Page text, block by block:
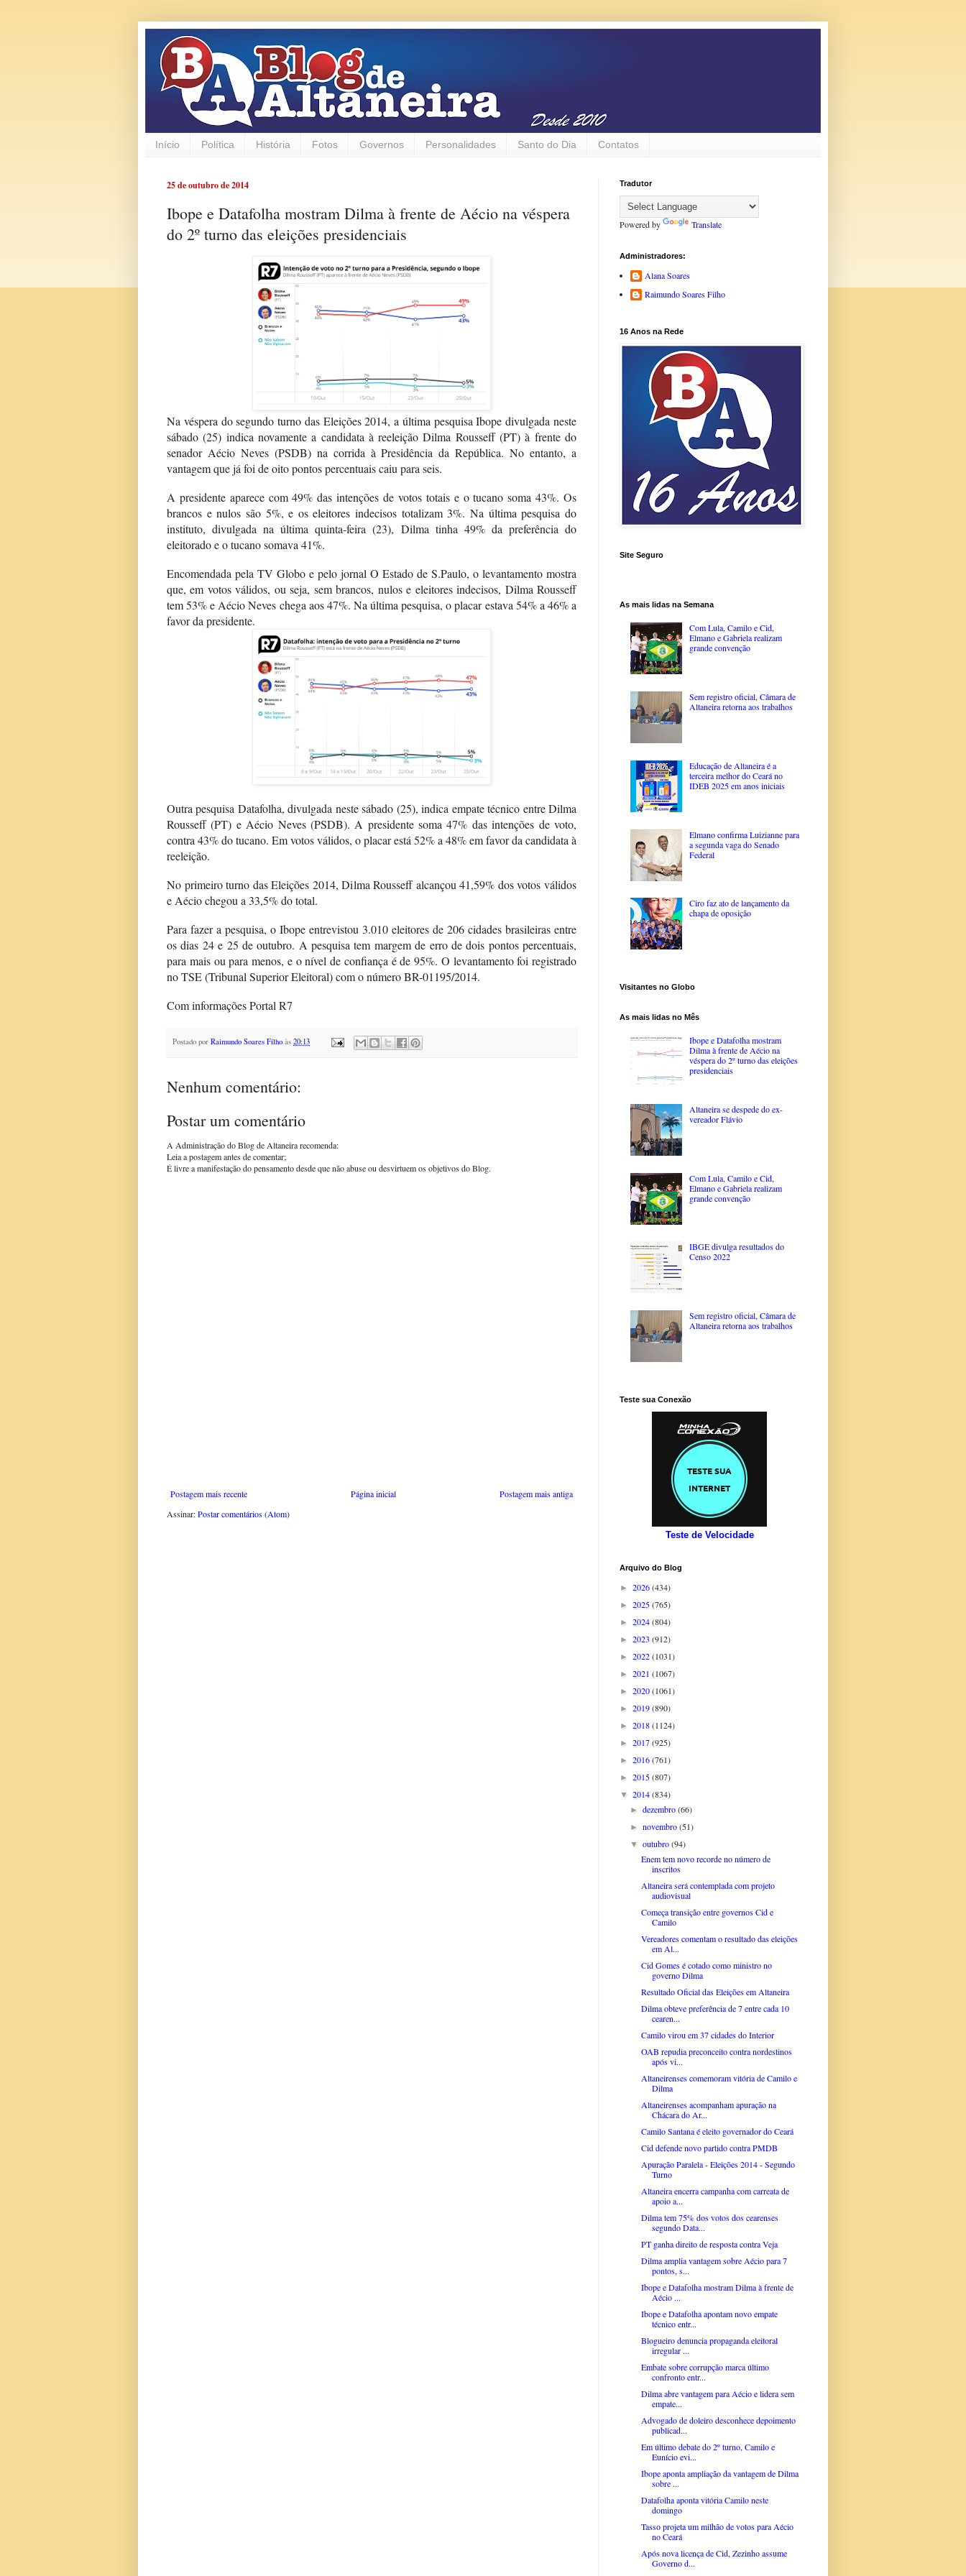
Início Política História Fotos Governos Personalidades Santo do Dia Contatos
25 de outubro de 2014
Ibope e Datafolha mostram Dilma à frente de Aécio na véspera
do 2º turno das eleições presidenciais
Na véspera do segundo turno das Eleições 2014, a última pesquisa Ibope divulgada neste
sábado (25) indica novamente a candidata à reeleição Dilma Rousseff (PT) à frente do
senador Aécio Neves (PSDB) na corrida à Presidência da República. No entanto, a
vantagem que já foi de oito pontos percentuais caiu para seis.
A presidente aparece com 49% das intenções de votos totais e o tucano soma 43%. Os
brancos e nulos são 5%, e os eleitores indecisos totalizam 3%. Na última pesquisa do
instituto, divulgada na última quinta-feira (23), Dilma tinha 49% da preferência do
eleitorado e o tucano somava 41%.
Encomendada pela TV Globo e pelo jornal O Estado de S.Paulo, o levantamento mostra
que, em votos válidos, ou seja, sem brancos, nulos e eleitores indecisos, Dilma Rousseff
tem 53% e Aécio Neves chega aos 47%. Na última pesquisa, o placar estava 54% a 46% a
favor da presidente.
Outra pesquisa Datafolha, divulgada neste sábado (25), indica empate técnico entre Dilma
Rousseff (PT) e Aécio Neves (PSDB). A presidente soma 47% das intenções de voto,
contra 43% do tucano. Em votos válidos, o placar está 52% a 48% em favor da candidata à
reeleição.
No primeiro turno das Eleições 2014, Dilma Rousseff alcançou 41,59% dos votos válidos
e Aécio chegou a 33,5% do total.
Para fazer a pesquisa, o Ibope entrevistou 3.010 eleitores de 206 cidades brasileiras entre
os dias 24 e 25 de outubro. A pesquisa tem margem de erro de dois pontos percentuais,
para mais ou para menos, e o nível de confiança é de 95%. O levantamento foi registrado
no TSE (Tribunal Superior Eleitoral) com o número BR-01195/2014.
Com informações Portal R7
Postado por Raimundo Soares Filho às 20:13
Nenhum comentário:
Postar um comentário
A Administração do Blog de Altaneira recomenda:
Leia a postagem antes de comentar;
É livre a manifestação do pensamento desde que não abuse ou desvirtuem os objetivos do Blog.
Postagem mais recente Postagem mais antiga
Página inicial
Assinar:Postar comentários (Atom)
Tradutor
Powered by Translate
Administradores:
Alana Soares
Raimundo Soares Filho
16 Anos na Rede
Site Seguro
As mais lidas na Semana
Com Lula, Camilo e Cid,
Elmano e Gabriela realizam
grande convenção
Sem registro oficial, Câmara de
Altaneira retorna aos trabalhos
Educação de Altaneira é a
terceira melhor do Ceará no
IDEB 2025 em anos iniciais
Elmano confirma Luizianne para
a segunda vaga do Senado
Federal
Ciro faz ato de lançamento da
chapa de oposição
Visitantes no Globo
As mais lidas no Mês
Ibope e Datafolha mostram
Dilma à frente de Aécio na
véspera do 2º turno das eleições
presidenciais
Altaneira se despede do ex-
vereador Flávio
Com Lula, Camilo e Cid,
Elmano e Gabriela realizam
grande convenção
IBGE divulga resultados do
Censo 2022
Sem registro oficial, Câmara de
Altaneira retorna aos trabalhos
Teste sua Conexão
Teste de Velocidade
Arquivo do Blog
► 2026(434)
► 2025(765)
► 2024(804)
► 2023 (912)
► 2022(1031)
► 2021 (1067)
► 2020(1061)
► 2019(890)
► 2018(1124)
► 2017(925)
► 2016(761)
► 2015(807)
▼ 2014(834)
►dezembro(66)
►novembro(51)
▼outubro(94)
Enem tem novo recorde no número de
inscritos
Altaneira será contemplada com projeto
audiovisual
Começa transição entre governos Cid e
Camilo
Vereadores comentam o resultado das eleições
em Al...
Cid Gomes é cotado como ministro no
governo Dilma
Resultado Oficial das Eleições em Altaneira
Dilma obteve preferência de 7 entre cada 10
cearen...
Camilo virou em 37 cidades do Interior
OAB repudia preconceito contra nordestinos
após vi...
Altaneirenses comemoram vitória de Camilo e
Dilma
Altaneirenses acompanham apuração na
Chácara do Ar...
Camilo Santana é eleito governador do Ceará
Cid defende novo partido contra PMDB
Apuração Paralela - Eleições 2014 - Segundo
Turno
Altaneira encerra campanha com carreata de
apoio a...
Dilma tem 75% dos votos dos cearenses
segundo Data...
PT ganha direito de resposta contra Veja
Dilma amplia vantagem sobre Aécio para 7
pontos, s...
Ibope e Datafolha mostram Dilma à frente de
Aécio ...
Ibope e Datafolha apontam novo empate
técnico entr...
Blogueiro denuncia propaganda eleitoral
irregular ...
Embate sobre corrupção marca último
confronto entr...
Dilma abre vantagem para Aécio e lidera sem
empate...
Advogado de doleiro desconhece depoimento
publicad...
Em último debate do 2º turno, Camilo e
Eunício evi...
Ibope aponta ampliação da vantagem de Dilma
sobre ...
Datafolha aponta vitória Camilo neste
domingo
Tasso projeta um milhão de votos para Aécio
no Ceará
Após nova licença de Cid, Zezinho assume
Governo d...